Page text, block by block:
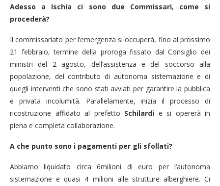
Adesso a Ischia ci sono due Commissari, come si
procederà?
Il commissariato per l’emergenza si occuperà, fino al prossimo
21 febbraio, termine della proroga fissato dal Consiglio dei
ministri del 2 agosto, dell’assistenza e del soccorso alla
popolazione, del contributo di autonoma sistemazione e di
quegli interventi che sono stati avviati per garantire la pubblica
e privata incolumità. Parallelamente, inizia il processo di
ricostruzione affidato al prefetto Schilardi e si opererà in
piena e completa collaborazione.
A che punto sono i pagamenti per gli sfollati?
Abbiamo liquidato circa 6milioni di euro per l’autonoma
sistemazione e quasi 4 milioni alle strutture alberghiere. Ci